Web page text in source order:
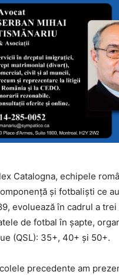
Catalogna, echipele
și fotbaliști ce
evoluează în cadrul a
de fotbal în șapte,
(QSL): 35+, 40+ și 50+.
precedente am